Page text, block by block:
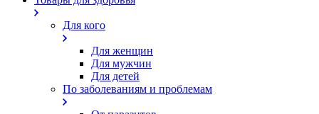
Для кого
Для женщин
Для мужчин
Для детей
По заболеваниям и проблемам